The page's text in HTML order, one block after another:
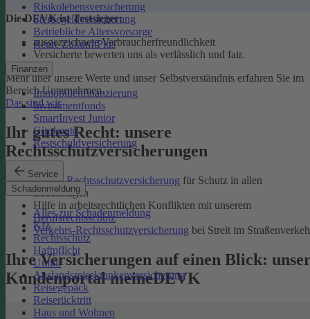
Risikolebensversicherung
Sterbegeldversicherung
Betriebliche Altersvorsorge
Rente ZukunftPlus
Finanzen
Immobilienfinanzierung
Investmentfonds
SmartInvest Junior
Girokonto
Restschuldversicherung
Service
Schadenmeldung
Alles zur Schadenmeldung
Kfz
Rechtsschutz
Haftpflicht
Unfall
Auslandsreisekrankenversicherung
Reisegepäck
Reiserücktritt
Haus und Wohnen
Die DEVK ist Testsieger:
ausgezeichnete Verbraucherfreundlichkeit
Versicherte bewerten uns als verlässlich und fair.
Mehr über unsere Werte und unser Selbstverständnis erfahren Sie im
Bereich Unternehmen.
Das sind wir
Ihr gutes Recht: unsere
Rechtsschutzversicherungen
Private Rechtsschutzversicherung für Schutz in allen
Lebenslagen
Hilfe in arbeitsrechtlichen Konflikten mit unserem
Berufsrechtsschutz
Verkehrs-Rechtsschutzversicherung bei Streit im
Ihre Versicherungen auf einen Blick:
Kundenportal meineDEVK